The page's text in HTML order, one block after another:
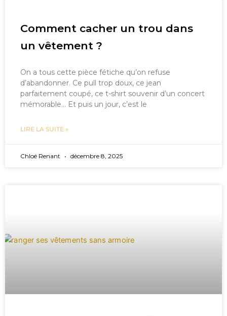
Comment cacher un trou dans
un vêtement ?
On a tous cette pièce fétiche qu’on refuse
d’abandonner. Ce pull trop doux, ce jean
parfaitement coupé, ce t-shirt souvenir d’un concert
mémorable… Et puis un jour, c’est le
LIRE LA SUITE »
Chloé Renant décembre 8, 2025